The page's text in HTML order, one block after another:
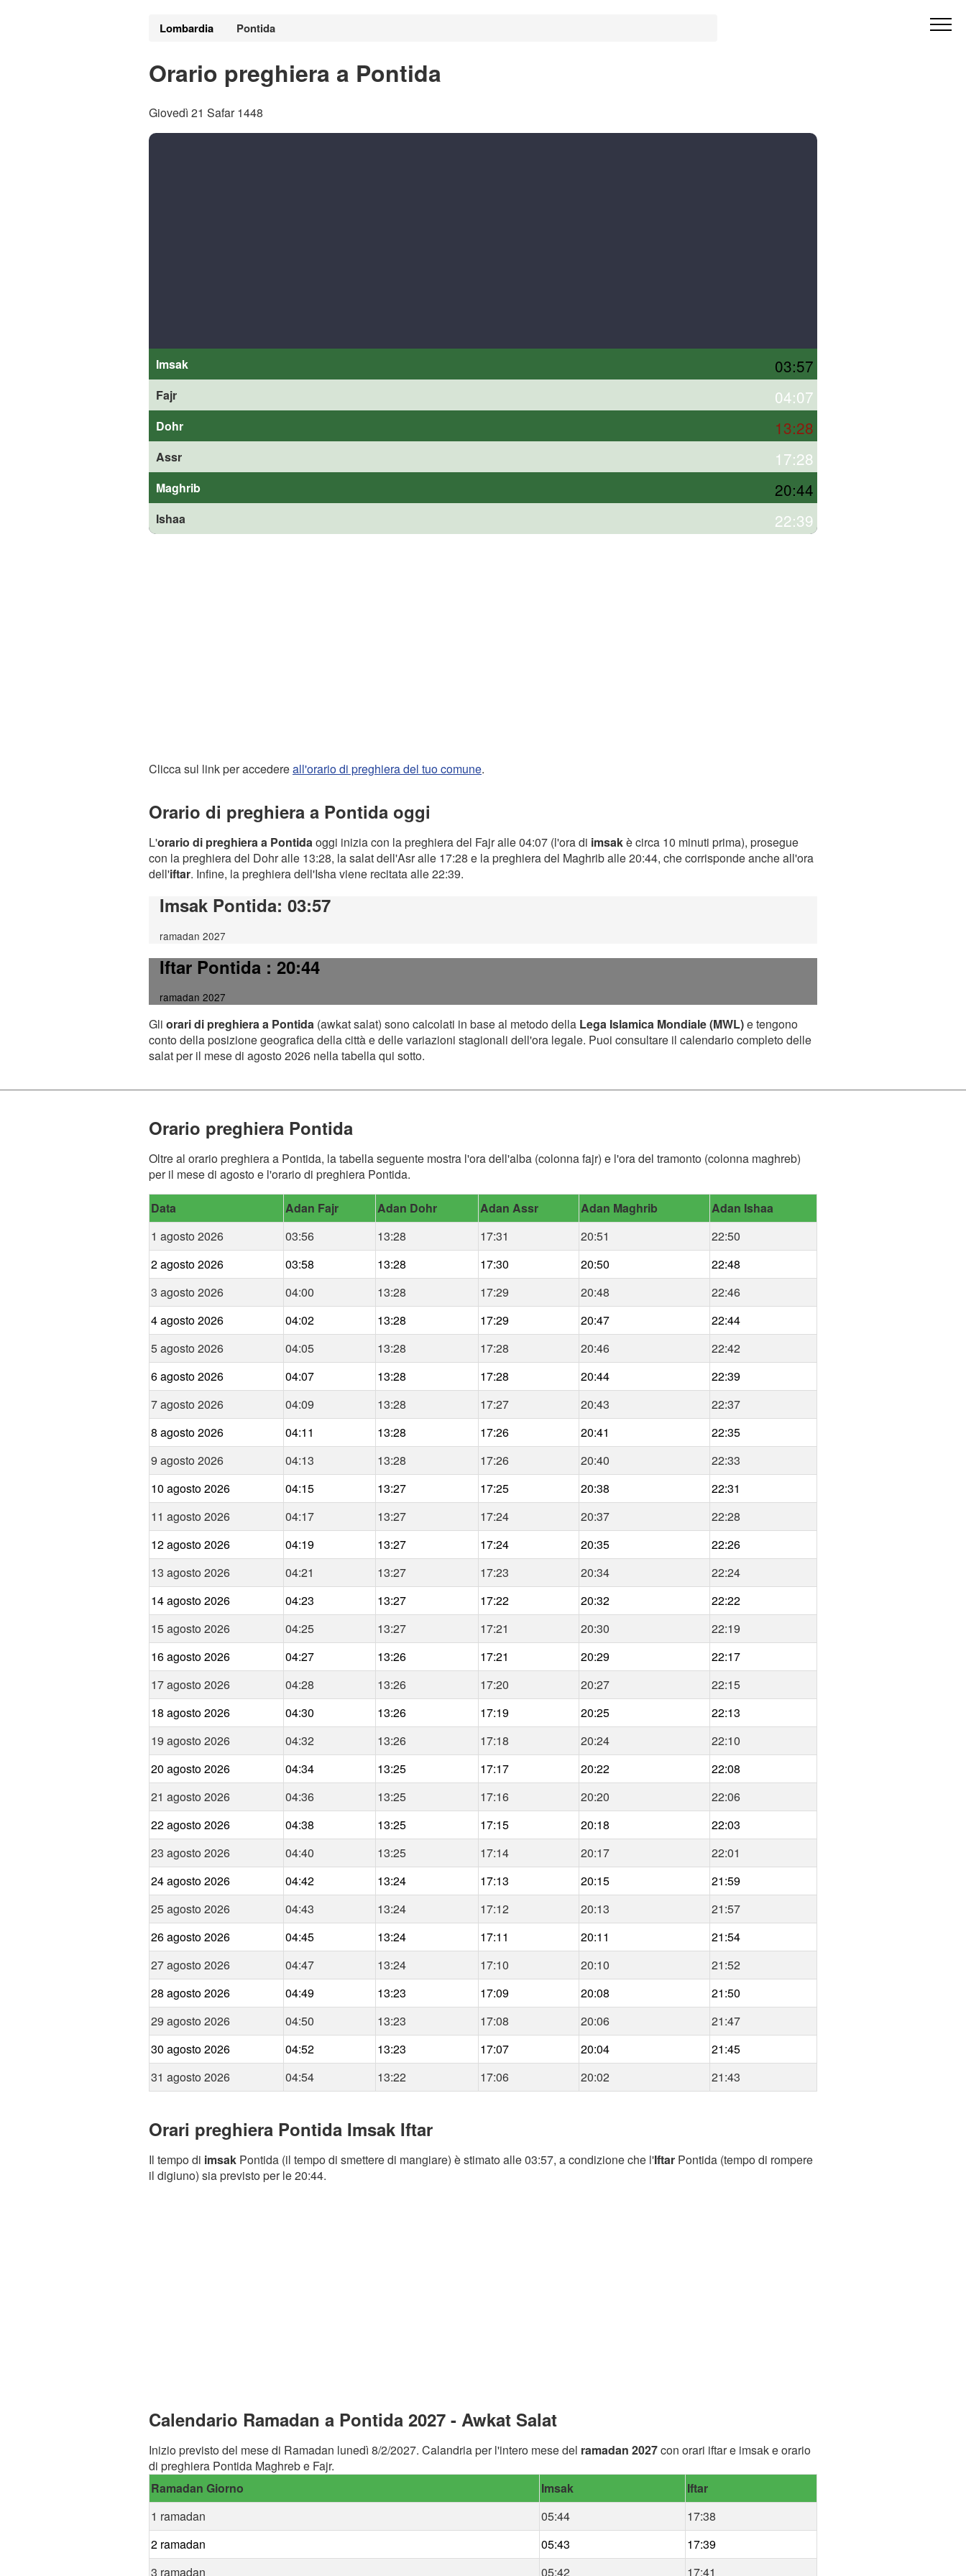
Lombardia Pontida
Orario preghiera a Pontida
Giovedì 21 Safar 1448
Imsak 03:57
Fajr 04:07
Dohr 13:28
Assr 17:28
Maghrib 20:44
Ishaa 22:39
Clicca sul link per accedereall'orario di preghiera del tuo comune.
Orario di preghiera a Pontida oggi
L'orario di preghiera a Pontidaoggi inizia con la preghiera del Fajr alle 04:07 (l'ora di imsakè circa 10 minuti prima), prosegue
con la preghiera del Dohr alle 13:28, la salat dell'Asr alle 17:28 e la preghiera del Maghrib alle 20:44, che corrisponde anche all'ora
dell'iftar. Infine, la preghiera dell'Isha viene recitata alle 22:39.
Imsak Pontida: 03:57
ramadan 2027
Iftar Pontida: 20:44
ramadan 2027
Gli orari di preghiera a Pontida (awkat salat) sono calcolati in base al metodo della Lega Islamica Mondiale (MWL)e tengono
conto della posizione geografica della città e delle variazioni stagionali dell'ora legale. Puoi consultare il calendario completo delle
salat per il mese di agosto 2026 nella tabella qui sotto.
Orario preghiera Pontida
Oltre al orario preghiera a Pontida, la tabella seguente mostra l'ora dell'alba (colonna fajr) e l'ora del tramonto (colonna maghreb)
per il mese di agosto e l'orario di preghiera Pontida.
Data Adan Fajr Adan Dohr Adan Assr Adan Maghrib
Adan Ishaa
1 agosto 2026
03:56 13:28 17:31 20:51
22:50
2 agosto 2026
03:58 13:28 17:30 20:50
22:48
3 agosto 2026
04:00 13:28 17:29 20:48
22:46
4 agosto 2026
04:02 13:28 17:29 20:47
22:44
5 agosto 2026
04:05 13:28 17:28 20:46
22:42
6 agosto 2026
04:07 13:28 17:28 20:44
22:39
7 agosto 2026
04:09 13:28 17:27 20:43
22:37
8 agosto 2026
04:11 13:28 17:26 20:41
22:35
9 agosto 2026
04:13 13:28 17:26 20:40
22:33
10 agosto 2026
04:15 13:27 17:25 20:38
22:31
11 agosto 2026
04:17 13:27 17:24 20:37
22:28
12 agosto 2026
04:19 13:27 17:24 20:35
22:26
13 agosto 2026
04:21 13:27 17:23 20:34
22:24
14 agosto 2026
04:23 13:27 17:22 20:32
22:22
15 agosto 2026
04:25 13:27 17:21 20:30
22:19
16 agosto 2026
04:27 13:26 17:21 20:29
22:17
17 agosto 2026
04:28 13:26 17:20 20:27
22:15
18 agosto 2026
04:30 13:26 17:19 20:25
22:13
19 agosto 2026
04:32 13:26 17:18 20:24
22:10
20 agosto 2026
04:34 13:25 17:17 20:22
22:08
21 agosto 2026
04:36 13:25 17:16 20:20
22:06
22 agosto 2026
04:38 13:25 17:15 20:18
22:03
23 agosto 2026
04:40 13:25 17:14 20:17
22:01
24 agosto 2026
04:42 13:24 17:13 20:15
21:59
25 agosto 2026
04:43 13:24 17:12 20:13
21:57
26 agosto 2026
04:45 13:24 17:11 20:11
21:54
27 agosto 2026
04:47 13:24 17:10 20:10
21:52
28 agosto 2026
04:49 13:23 17:09 20:08
21:50
29 agosto 2026
04:50 13:23 17:08 20:06
21:47
30 agosto 2026
04:52 13:23 17:07 20:04
21:45
31 agosto 2026
04:54 13:22 17:06 20:02 21:43
Orari preghiera Pontida Imsak Iftar
Il tempo di imsak Pontida (il tempo di smettere di mangiare) è stimato alle 03:57, a condizione che l'Iftar Pontida (tempo di rompere
il digiuno) sia previsto per le 20:44.
Calendario Ramadan a Pontida 2027 - Awkat Salat
Inizio previsto del mese di Ramadan lunedì 8/2/2027. Calandria per l'intero mese del ramadan 2027con orari iftar e imsak e orario
di preghiera Pontida Maghreb e Fajr.
Ramadan Giorno
Imsak
Iftar
1 ramadan
05:44
17:38
2 ramadan
05:43
17:39
3 ramadan
05:42 17:41